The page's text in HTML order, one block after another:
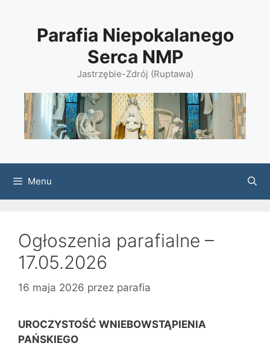
Parafia Niepokalanego
Serca NMP
Jastrzębie-Zdrój (Ruptawa)
Menu
Ogłoszenia parafialne –
17.05.2026
16 maja 2026 przez parafia
UROCZYSTOŚĆ WNIEBOWSTĄPIENIA
PAŃSKIEGO